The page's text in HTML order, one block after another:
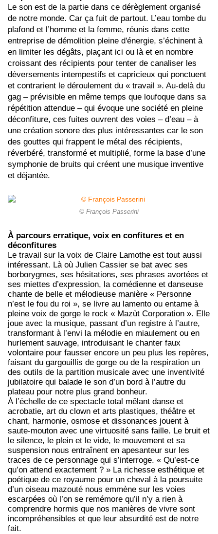
Le son est de la partie dans ce dérèglement organisé
de notre monde. Car ça fuit de partout. L’eau tombe du
plafond et l’homme et la femme, réunis dans cette
entreprise de démolition pleine d'énergie, s’échinent à
en limiter les dégâts, plaçant ici ou là et en nombre
croissant des récipients pour tenter de canaliser les
déversements intempestifs et capricieux qui ponctuent
et contrarient le déroulement du « travail ». Au-delà du
gag – prévisible en même temps que loufoque dans sa
répétition attendue – qui évoque une société en pleine
déconfiture, ces fuites ouvrent des voies – d’eau – à
une création sonore des plus intéressantes car le son
des gouttes qui frappent le métal des récipients,
réverbéré, transformé et multiplié, forme la base d’une
symphonie de bruits qui créent une musique inventive
et déjantée.
© François Passerini
À parcours erratique, voix en confitures et en
déconfitures
Le travail sur la voix de Claire Lamothe est tout aussi
intéressant. Là où Julien Cassier se bat avec ses
borborygmes, ses hésitations, ses phrases avortées et
ses miettes d’expression, la comédienne et danseuse
chante de belle et mélodieuse manière « Personne
n’est le fou du roi », se livre au lamento ou entame à
pleine voix de gorge le rock « Mazùt Corporation ». Elle
joue avec la musique, passant d’un registre à l’autre,
transformant à l’envi la mélodie en miaulement ou en
hurlement sauvage, introduisant le chanter faux
volontaire pour fausser encore un peu plus les repères,
faisant du gargouillis de gorge ou de la respiration un
des outils de la partition musicale avec une inventivité
jubilatoire qui balade le son d’un bord à l’autre du
plateau pour notre plus grand bonheur.
À l’échelle de ce spectacle total mêlant danse et
acrobatie, art du clown et arts plastiques, théâtre et
chant, harmonie, osmose et dissonances jouent à
saute-mouton avec une virtuosité sans faille. Le bruit et
le silence, le plein et le vide, le mouvement et sa
suspension nous entraînent en apesanteur sur les
traces de ce personnage qui s’interroge. « Qu’est-ce
qu’on attend exactement ? » La richesse esthétique et
poétique de ce royaume pour un cheval à la poursuite
d’un oiseau mazouté nous emmène sur les voies
escarpées où l’on se remémore qu’il n’y a rien à
comprendre hormis que nos manières de vivre sont
incompréhensibles et que leur absurdité est de notre
fait.